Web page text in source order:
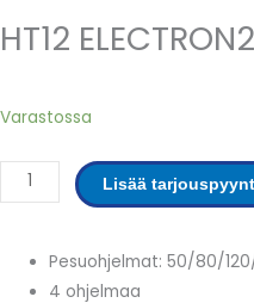
HT12
Varastossa
HT12
Kupukone
määrä
Lisää
Pesuohjelmat: 50/80/
4 ohjelmaa